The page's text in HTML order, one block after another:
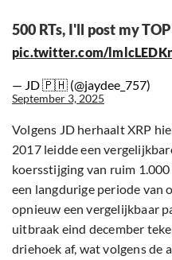
500 RTs, I'll post my
pic.twitter.com/
— JD 🇵🇭 (@jaydee_757)
September 3, 2025
Volgens JD herhaalt XRP
2017 leidde een
koersstijging van ruim
een langdurige periode van
opnieuw een vergelijkbaar
uitbraak eind december
driehoek af, wat volgens de